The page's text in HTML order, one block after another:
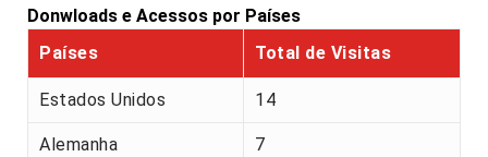
Donwloads e Acessos por Países
Países
Total de Visitas
Estados Unidos 14
Alemanha 7